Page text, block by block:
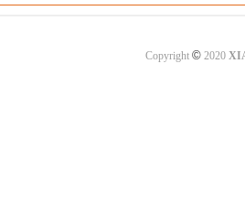
Copyright ©2020